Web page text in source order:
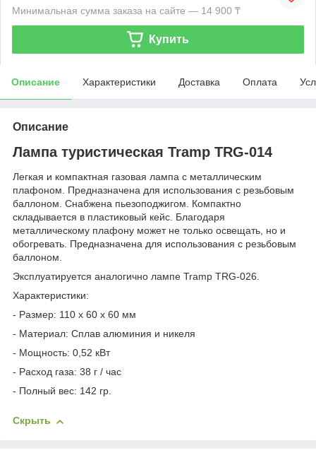
Минимальная сумма заказа на сайте — 14 900 ₸
Купить
Описание Характеристики Доставка Оплата
Описание
Лампа туристическая Tramp TRG-014
Легкая и компактная газовая лампа с металлическим
плафоном. Предназначена для использования с резьбовым
баллоном. Снабжена пьезоподжигом. Компактно
складывается в пластиковый кейс. Благодаря
металлическому плафону может не только освещать, но и
обогревать. Предназначена для использования с резьбовым
баллоном.
Эксплуатируется аналогично лампе Tramp TRG-026.
Характеристики:
- Размер: 110 х 60 х 60 мм
- Материал: Сплав алюминия и никеля
- Мощность: 0,52 кВт
- Расход газа: 38 г / час
- Полный вес: 142 гр.
Скрыть